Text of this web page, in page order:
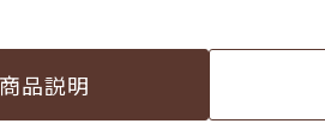
商品説明